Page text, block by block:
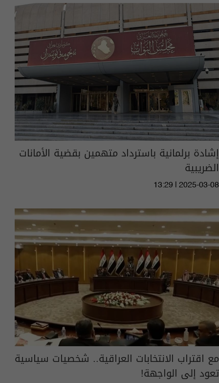
إشادة برلمانية باسترداد متهمين بقضية الأمانات
الضريبية
13:29 | 2025-03-08
مع اقتراب الانتخابات العراقية.. شخصيات سياسية
تعود إلى الواجهة!‎